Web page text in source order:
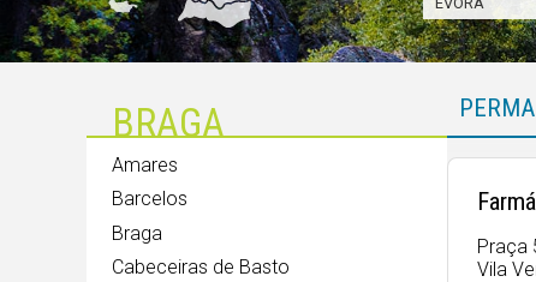
BRAGA
Amares
Barcelos
Braga
Cabeceiras de Basto
Praça
Vila